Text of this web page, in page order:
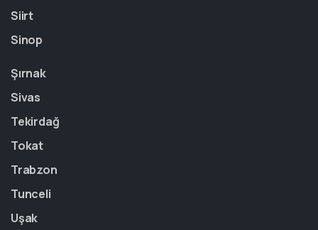
Siirt
Sinop
Şırnak
Sivas
Tekirdağ
Tokat
Trabzon
Tunceli
Uşak